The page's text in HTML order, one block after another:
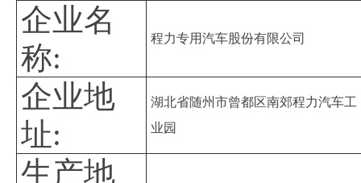
企业名
称:
程力专用汽车股份有限公司
企业地
址:
湖北省随州市曾都区南郊程力汽车工
业园
生产地